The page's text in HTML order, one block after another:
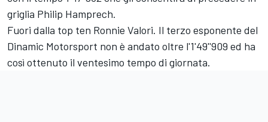
griglia Philip Hamprech.
Fuori dalla top ten Ronnie Valori. Il terzo esponente del
Dinamic Motorsport non è andato oltre l'1'49''909 ed ha
così ottenuto il ventesimo tempo di giornata.